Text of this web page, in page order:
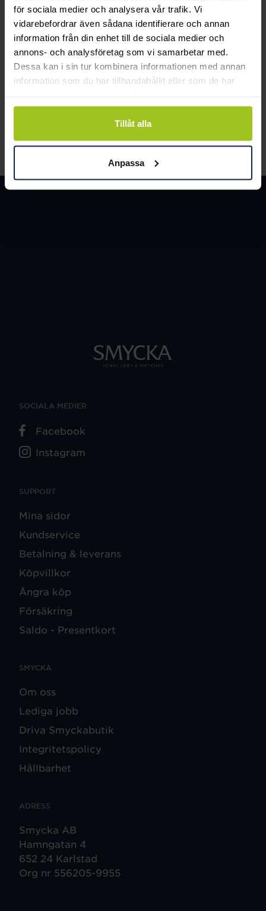
för sociala medier och analysera vår trafik. Vi
vidarebefordrar även sådana identifierare och annan
information från din enhet till de sociala medier och
annons- och analysföretag som vi samarbetar med.
Dessa kan i sin tur kombinera informationen med annan
information som du har tillhandahållit eller som de har
Tillåt alla
Anpassa
Pris: 349 kr
349 kr
Smycka tar ansvar för ett hållbart
samhälle och värnar om miljö, resurser
och människor.
LÄS MER
SUPPORT
Mina sidor
Kundservice
Betalning & leverans
Köpvillkor
Ångra köp
Försäkring
Saldo - Presentkort
SMYCKA
Om oss
Lediga jobb
Driva Smyckabutik
Integritetspolicy
Hållbarhet
ADRESS
Smycka AB
Hamngatan 4
652 24 Karlstad
Org nr 556205-9955
SOCIALA MEDIER
Facebook
Instagram